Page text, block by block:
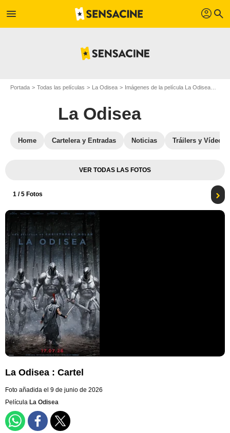
menu profil search
Portada Todas las películas La Odisea Imágenes de la película La Odisea
La Odisea
Home Cartelera y Entradas Noticias Tráilers y Vídeos
VER TODAS LAS FOTOS
1 / 5 Fotos
La Odisea : Cartel
Foto añadida el 9 de junio de 2026
Película La Odisea